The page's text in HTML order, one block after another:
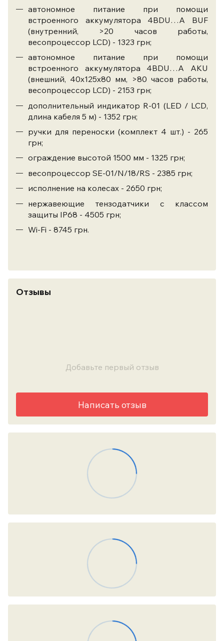
автономное питание при помощи
встроенного аккумулятора 4BDU…A BUF
(внутренний, >20 часов работы,
весопроцессор LCD) - 1323 грн;
автономное питание при помощи
встроенного аккумулятора 4BDU…A AKU
(внешний, 40х125х80 мм, >80 часов работы,
весопроцессор LCD) - 2153 грн;
дополнительный индикатор R-01 (LED / LCD,
длина кабеля 5 м) - 1352 грн;
ручки для переноски (комплект 4 шт.) - 265
грн;
ограждение высотой 1500 мм - 1325 грн;
весопроцессор SE-01/N/18/RS - 2385 грн;
исполнение на колесах - 2650 грн;
нержавеющие тензодатчики с классом
защиты IP68 - 4505 грн;
Wi-Fi - 8745 грн.
Отзывы
Добавьте первый отзыв
Написать отзыв